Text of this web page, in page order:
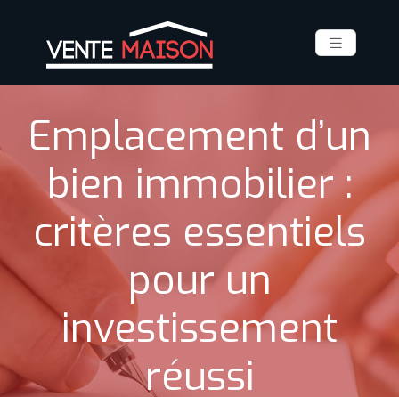
Emplacement d’un
bien immobilier :
critères essentiels
pour un
investissement
réussi